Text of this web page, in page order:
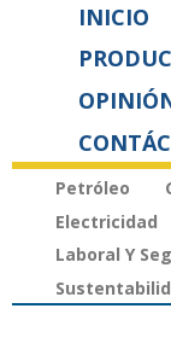
INICIO
Petróleo
Electricidad
Laboral Y